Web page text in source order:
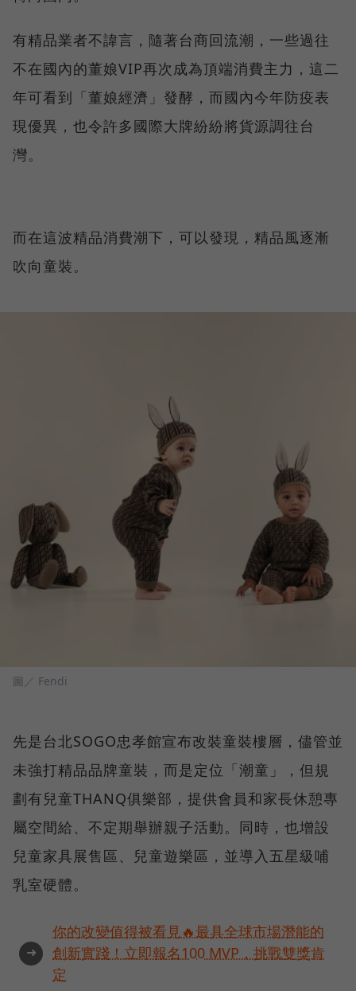
有精品業者不諱言，隨著台商回流潮，一些過往
不在國內的董娘VIP再次成為頂端消費主力，這二
年可看到「董娘經濟」發酵，而國內今年防疫表
現優異，也令許多國際大牌紛紛將貨源調往台
灣。
而在這波精品消費潮下，可以發現，精品風逐漸
吹向童裝。
圖／ Fendi
先是台北SOGO忠孝館宣布改裝童裝樓層，儘管並
未強打精品品牌童裝，而是定位「潮童」，但規
劃有兒童THANQ俱樂部，提供會員和家長休憩專
屬空間給、不定期舉辦親子活動。同時，也增設
兒童家具展售區、兒童遊樂區，並導入五星級哺
乳室硬體。
➜
你的改變值得被看見🔥最具全球市場潛能的
創新實踐！立即報名100 MVP，挑戰雙獎肯
定